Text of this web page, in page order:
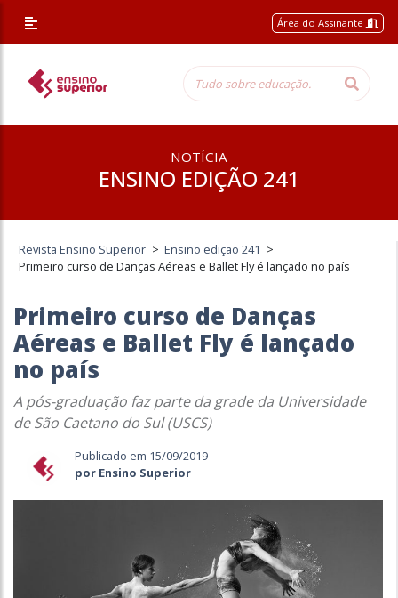
Área do Assinante
NOTÍCIA
ENSINO EDIÇÃO 241
Revista Ensino Superior > Ensino edição 241 >
Primeiro curso de Danças Aéreas e Ballet Fly é lançado no país
Primeiro curso de Danças
Aéreas e Ballet Fly é lançado
no país
A pós-graduação faz parte da grade da Universidade
de São Caetano do Sul (USCS)
Publicado em 15/09/2019
por Ensino Superior